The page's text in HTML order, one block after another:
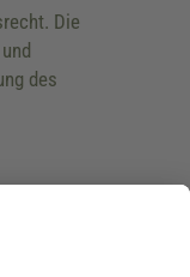
Die
des